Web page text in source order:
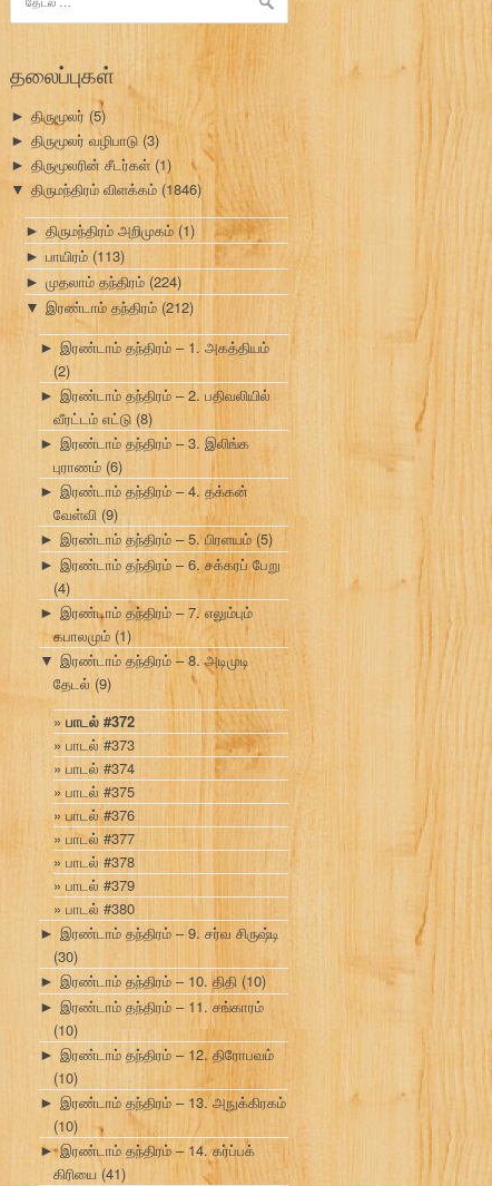
தேடு:
தலைப்புகள்
► திருமூலர் (5)
► திருமூலர் வழிபாடு (3)
► திருமூலரின் சீடர்கள் (1)
▼ திருமந்திரம் விளக்கம் (1846)
► திருமந்திரம் அறிமுகம் (1)
► பாயிரம் (113)
► முதலாம் தந்திரம் (224)
▼ இரண்டாம் தந்திரம் (212)
► இரண்டாம் தந்திரம் – 1. அகத்தியம்
(2)
► இரண்டாம் தந்திரம் – 2. பதிவலியில்
வீரட்டம் எட்டு (8)
► இரண்டாம் தந்திரம் – 3. இலிங்க
புராணம் (6)
► இரண்டாம் தந்திரம் – 4. தக்கன்
வேள்வி (9)
► இரண்டாம் தந்திரம் – 5. பிரளயம் (5)
► இரண்டாம் தந்திரம் – 6. சக்கரப் பேறு
(4)
► இரண்டாம் தந்திரம் – 7. எலும்பும்
கபாலமும் (1)
▼ இரண்டாம் தந்திரம் – 8. அடிமுடி
தேடல் (9)
பாடல் #372
பாடல் #373
பாடல் #374
பாடல் #375
பாடல் #376
பாடல் #377
பாடல் #378
பாடல் #379
பாடல் #380
► இரண்டாம் தந்திரம் – 9. சர்வ சிருஷ்டி
(30)
► இரண்டாம் தந்திரம் – 10. திதி (10)
► இரண்டாம் தந்திரம் – 11. சங்காரம்
(10)
► இரண்டாம் தந்திரம் – 12. திரோபவம்
(10)
► இரண்டாம் தந்திரம் – 13. அநுக்கிரகம்
(10)
► இரண்டாம் தந்திரம் – 14. கர்ப்பக்
கிரியை (41)